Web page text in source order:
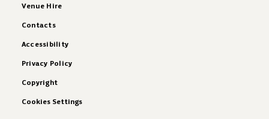
Venue Hire
Contacts
Accessibility
Privacy Policy
Copyright
Cookies Settings